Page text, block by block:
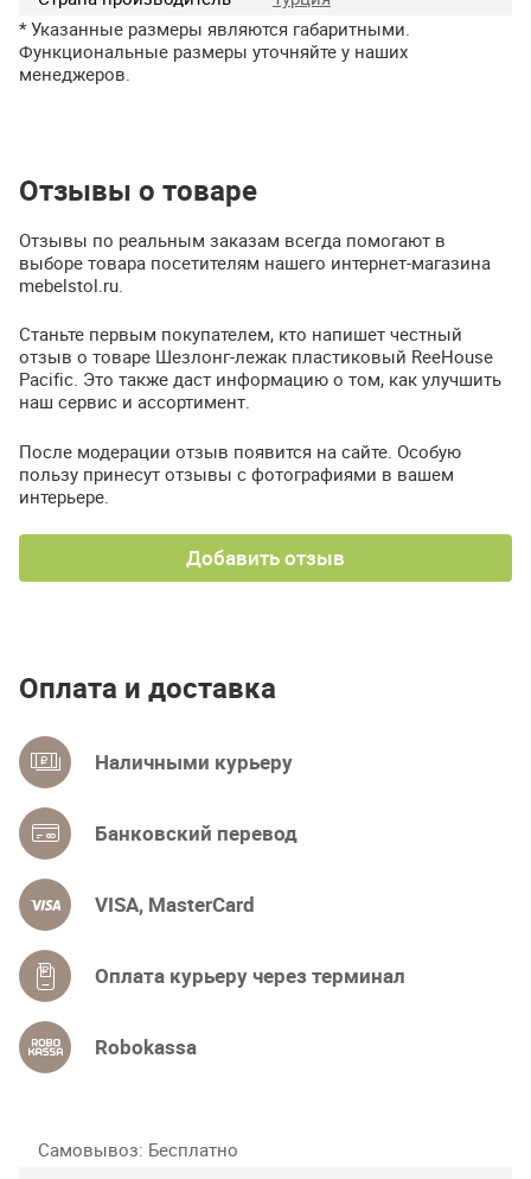
* Указанные размеры являются габаритными.
Функциональные размеры уточняйте у наших
менеджеров.
Отзывы о товаре
Отзывы по реальным заказам всегда помогают в
выборе товара посетителям нашего интернет-магазина
mebelstol.ru.
Станьте первым покупателем, кто напишет честный
отзыв о товаре Шезлонг-лежак пластиковый ReeHouse
Pacific. Это также даст информацию о том, как улучшить
наш сервис и ассортимент.
После модерации отзыв появится на сайте. Особую
пользу принесут отзывы с фотографиями в вашем
интерьере.
Добавить отзыв
Оплата и доставка
Наличными курьеру
Банковский перевод
VISA, MasterCard
Оплата курьеру через терминал
Robokassa
Самовывоз Бесплатно